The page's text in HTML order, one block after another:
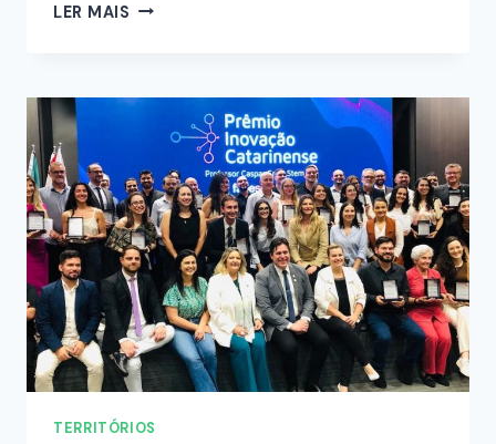
LER MAIS
TERRITÓRIOS